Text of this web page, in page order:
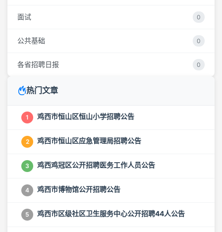
面试 0
公共基础 0
各省招聘日报 0
热门文章
1 鸡西市恒山区恒山小学招聘公告
2 鸡西市恒山区应急管理局招聘公告
3 鸡西鸡冠区公开招聘医务工作人员公告
4 鸡西市博物馆公开招聘公告
5 鸡西市区级社区卫生服务中心公开招聘44人公告